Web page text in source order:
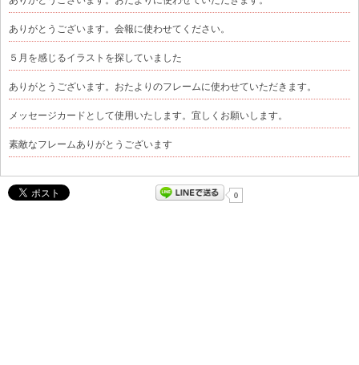
ありがとうございます。会報に使わせてください。
５月を感じるイラストを探していました
ありがとうございます。おたよりのフレームに使わせていただきます。
メッセージカードとして使用いたします。宜しくお願いします。
素敵なフレームありがとうございます
0